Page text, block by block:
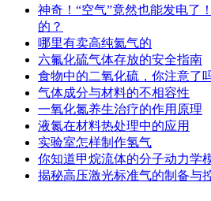
神奇！“空气”竟然也能发电了
的？
哪里有卖高纯氦气的
六氟化硫气体存放的安全指南
食物中的二氧化硫，你注意了
气体成分与材料的不相容性
一氧化氮养生治疗的作用原理
液氮在材料热处理中的应用
实验室怎样制作氢气
你知道甲烷流体的分子动力学
揭秘高压激光标准气的制备与